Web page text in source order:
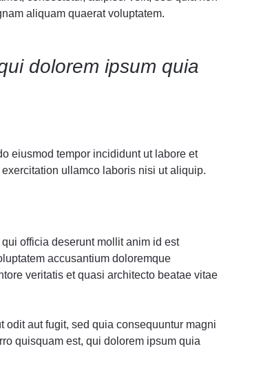
aliquam quaerat voluptatem.
dolorem ipsum quia
eiusmod tempor incididunt ut labore et
ullamco laboris nisi ut aliquip.
officia deserunt mollit anim id est
accusantium doloremque
veritatis et quasi architecto beatae vitae
odit aut fugit, sed quia consequuntur magni
quisquam est, qui dolorem ipsum quia